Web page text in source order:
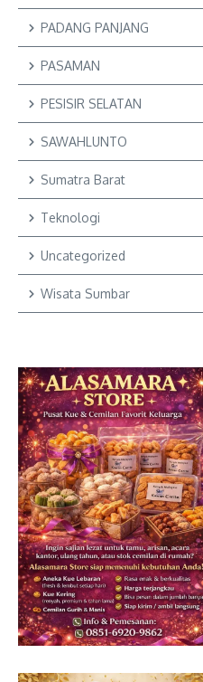
PADANG PANJANG
PASAMAN
PESISIR SELATAN
SAWAHLUNTO
Sumatra Barat
Teknologi
Uncategorized
Wisata Sumbar